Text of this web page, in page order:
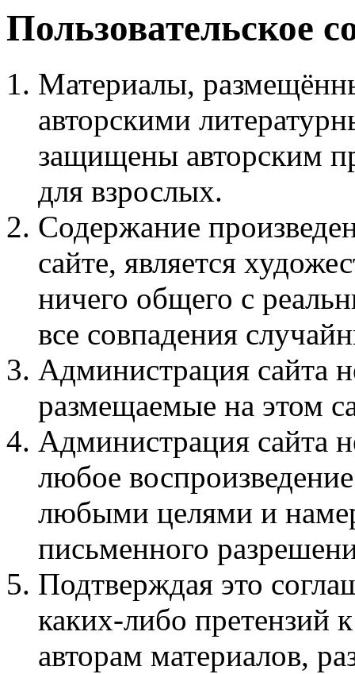
Пользовательское
Материалы,
авторскими
защищены авторским
для взрослых.
Содержание
сайте, является
ничего общего с
все совпадения
Администрация сайта
размещаемые на этом
Администрация сайта
любое
любыми целями и
письменного
Подтверждая это
каких-либо претензий
авторам материалов,